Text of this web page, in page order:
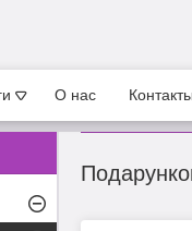
О нас Контакты